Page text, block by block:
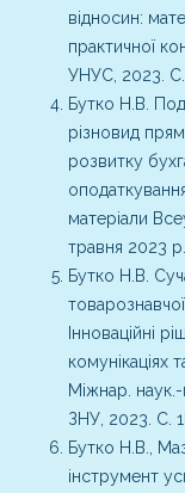
відносин:
практичної
УНУС, 2023. С.
Бутко Н.В.
різновид
розвитку
матеріали
травня 2023
Бутко Н.В.
Інноваційні
комунікаціях
Міжнар.
ЗНУ, 2023. С.
Бутко Н.В.,
інструмент